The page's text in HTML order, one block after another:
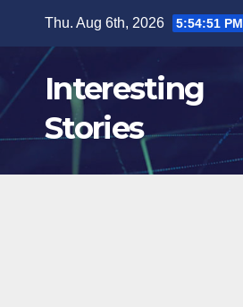
content
Thu. Aug 6th, 2026 5:54:52 PM
Interesting
Stories